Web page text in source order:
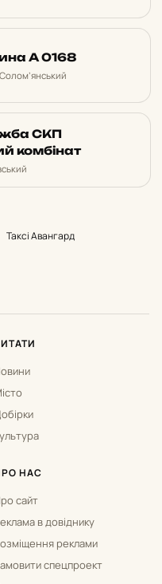
А 0168
Солом’янський
СКП
комбінат
Таксі Авангард
НАС
сайт
в довіднику
реклами
спецпроект